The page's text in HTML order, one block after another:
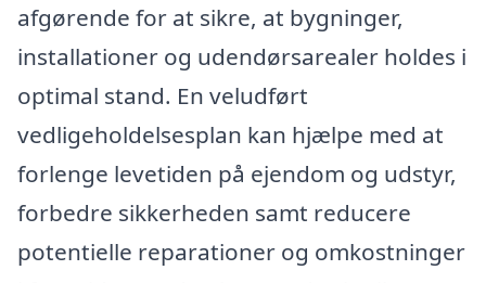
afgørende for at sikre, at bygninger,
installationer og udendørsarealer holdes i
optimal stand. En veludført
vedligeholdelsesplan kan hjælpe med at
forlenge levetiden på ejendom og udstyr,
forbedre sikkerheden samt reducere
potentielle reparationer og omkostninger